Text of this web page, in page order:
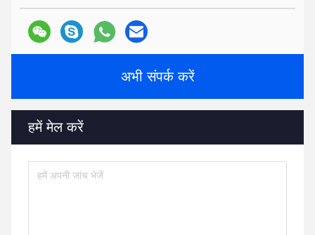
अभी संपर्क करें
हमें मेल करें